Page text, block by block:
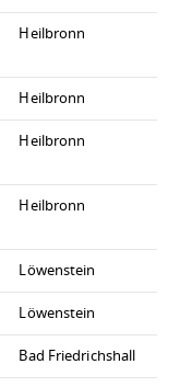
Heilbronn
Heilbronn
Heilbronn
Heilbronn
Löwenstein
Löwenstein
Bad Friedrichshall